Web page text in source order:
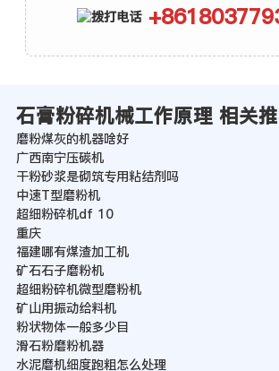
石膏粉碎机械工作原理 相关
磨粉煤灰的机器啥好
广西南宁压碳机
干粉砂浆是砌筑专用粘结剂吗
中速T型磨粉机
超细粉碎机df 10
重庆
福建哪有煤渣加工机
矿石石子磨粉机
超细粉碎机微型磨粉机
矿山用振动给料机
粉状物体一般多少目
滑石粉磨粉机器
水泥磨机细度跑粗怎么处理